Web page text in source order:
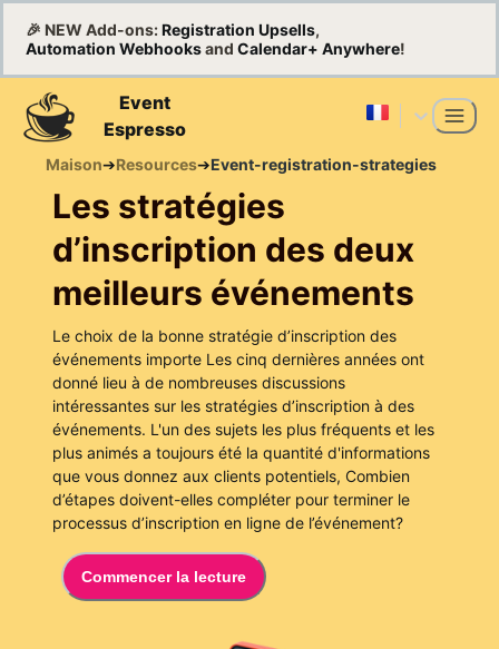
🎉 NEW Add-ons:Registration Upsells,
Automation Webhooksand Calendar+ Anywhere!
Event
Espresso
Maison➔Resources➔Event-registration-strategies
Les stratégies
d’inscription des deux
meilleurs événements
Le choix de la bonne stratégie d’inscription des
événements importe Les cinq dernières années ont
donné lieu à de nombreuses discussions
intéressantes sur les stratégies d’inscription à des
événements. L'un des sujets les plus fréquents et les
plus animés a toujours été la quantité d'informations
que vous donnez aux clients potentiels, Combien
d’étapes doivent-elles compléter pour terminer le
processus d’inscription en ligne de l’événement?
Commencer la lecture